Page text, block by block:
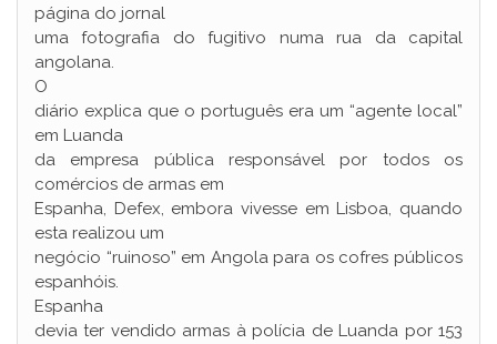
página do jornal
uma fotografia do fugitivo numa rua da capital
angolana.
O
diário explica que o português era um “agente local”
em Luanda
da empresa pública responsável por todos os
comércios de armas em
Espanha, Defex, embora vivesse em Lisboa, quando
esta realizou um
negócio “ruinoso” em Angola para os cofres públicos
espanhóis.
Espanha
devia ter vendido armas à polícia de Luanda por 153